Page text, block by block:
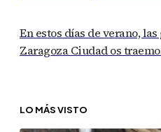
En estos días de verano,
Zaragoza Ciudad os
LO MÁS VISTO